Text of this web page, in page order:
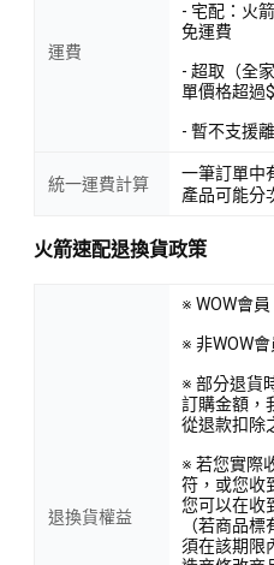
運費
- 宅配：火
免運費
- 超取（全
單價格超過
- 暫不支援
統一運費計算
一筆訂單中
產品可能分
火箭速配退換貨政策
退換貨權益
※ WOW會
※ 非WOW
※ 部分退貨
訂購金額，
從退款扣除
※ 若您實際
符，或您收
您可以在收
（若商品
須在該期限